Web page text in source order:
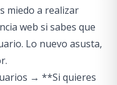
miedo a realizar
web si sabes que
Lo nuevo asusta,
→ **Si quieres